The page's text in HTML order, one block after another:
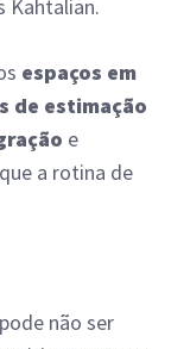
Kahtalian.
espaços em
de estimação
e
a rotina de
não ser